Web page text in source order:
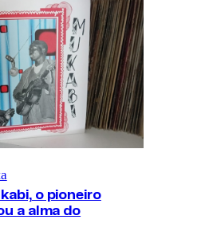
o pioneiro
a alma do